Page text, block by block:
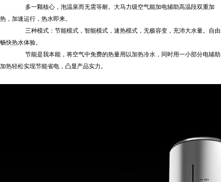
多一颗核心，泡温泉而无需等耐。大马力级空气能加电辅助高温段双重加
热，加速运行，热水即来。
三种模式：节能模式，智能模式，速热模式，无极容变，充沛大水量。自由
畅快热水体验。
节能是我本能，将空气中免费的热量用以加热冷水，同时用一小部分电辅助
加热轻松实现节能省电，凸显产品实力。